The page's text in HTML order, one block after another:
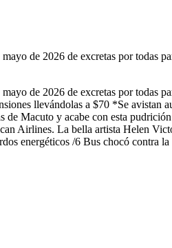
de 2026 de excretas por todas
de 2026 de excretas por todas
llevándolas a $70 *Se avistan
de Macuto y acabe con esta
Airlines. La bella artista Helen
energéticos /6 Bus chocó contra